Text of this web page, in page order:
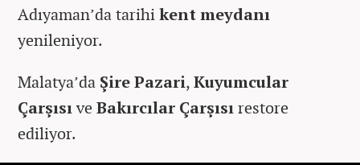
Adıyaman’da tarihikent meydanı
yenileniyor.
Malatya’da Şire Pazari,Kuyumcular
Çarşısıve Bakırcılar Çarşısırestore
ediliyor.